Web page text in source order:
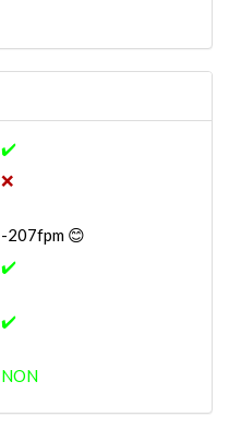
✔️
❌
-207fpm 😊
✔️
✔️
NON